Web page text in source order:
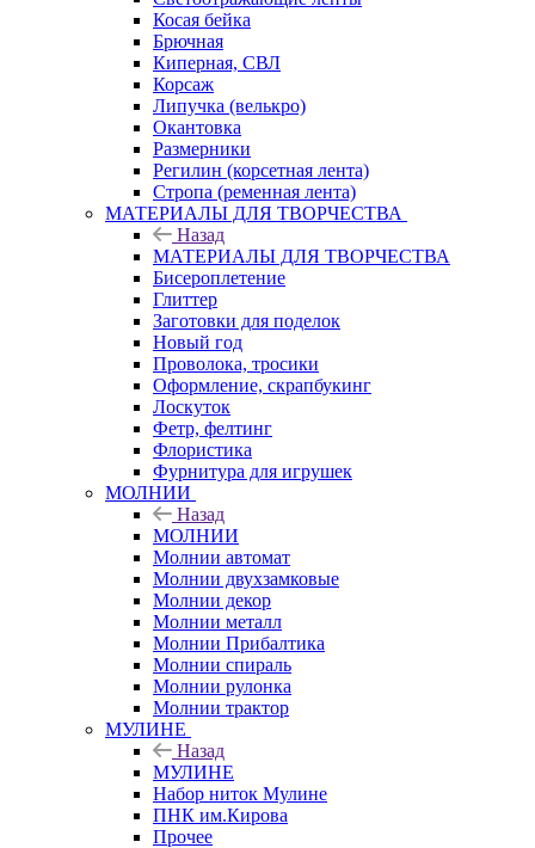
Косая бейка
Брючная
Киперная, СВЛ
Корсаж
Липучка (велькро)
Окантовка
Размерники
Регилин (корсетная лента)
Стропа (ременная лента)
МАТЕРИАЛЫ ДЛЯ ТВОРЧЕСТВА
Назад
МАТЕРИАЛЫ ДЛЯ ТВОРЧЕСТВА
Бисероплетение
Глиттер
Заготовки для поделок
Новый год
Проволока, тросики
Оформление, скрапбукинг
Лоскуток
Фетр, фелтинг
Флористика
Фурнитура для игрушек
МОЛНИИ
Назад
МОЛНИИ
Молнии автомат
Молнии двухзамковые
Молнии декор
Молнии металл
Молнии Прибалтика
Молнии спираль
Молнии рулонка
Молнии трактор
МУЛИНЕ
Назад
МУЛИНЕ
Набор ниток Мулине
ПНК им.Кирова
Прочее